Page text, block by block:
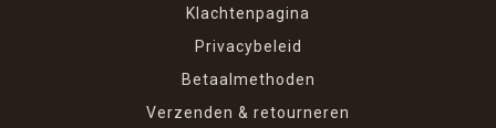
Klachtenpagina
Privacybeleid
Betaalmethoden
Verzenden & retourneren